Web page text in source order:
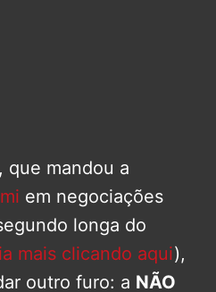
, que mandou a
em negociações
longa do
mais clicando aqui),
outro furo: a NÃO